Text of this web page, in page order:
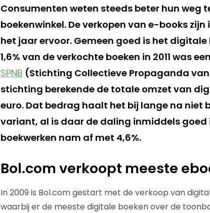
Consumenten weten steeds beter hun weg
boekenwinkel. De verkopen van e-books
het jaar ervoor. Gemeen goed is het
1,6% van de verkochte boeken in 2011 was
SPNB (Stichting Collectieve Propaganda van
stichting berekende de totale omzet van
euro. Dat bedrag haalt het bij lange na niet
variant, al is daar de daling inmiddels goed
boekwerken nam af met 4,6%.
Bol.com verkoopt meeste
In 2009 is Bol.com gestart met de verkoop van
waarbij er de meeste digitale boeken over de